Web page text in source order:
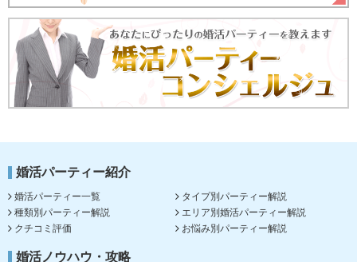
婚活パーティー紹介
婚活パーティー一覧
タイプ別パーティー解説
種類別パーティー解説
エリア別婚活パーティー解説
クチコミ評価
お悩み別パーティー解説
婚活ノウハウ・攻略